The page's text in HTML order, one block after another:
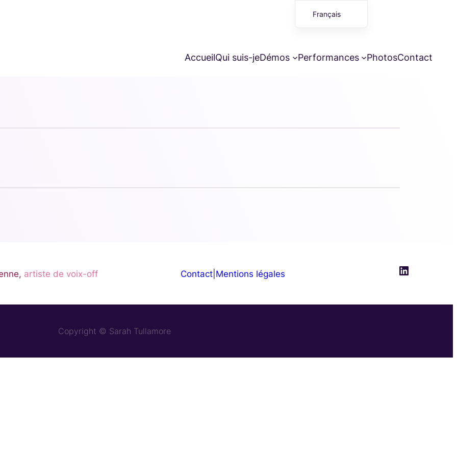
AccueilQui suis-jeDémos Performances PhotosContact
artiste de voix-off Contact| Mentions légales LinkedIn
Copyright © Sarah Tullamore
Français